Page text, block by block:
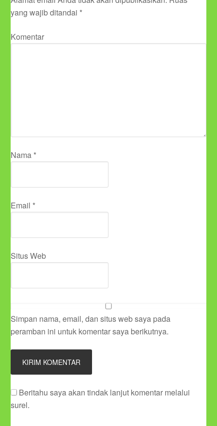
yang wajib ditandai *
Komentar
Nama *
Email *
Situs Web
Simpan nama, email, dan situs web saya pada
peramban ini untuk komentar saya berikutnya.
Beritahu saya akan tindak lanjut komentar melalui
surel.